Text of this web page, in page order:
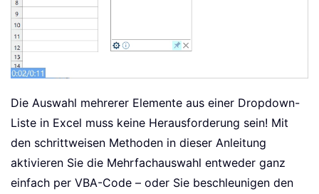
Die Auswahl mehrerer Elemente aus einer Dropdown-
Liste in Excel muss keine Herausforderung sein! Mit
den schrittweisen Methoden in dieser Anleitung
aktivieren Sie die Mehrfachauswahl entweder ganz
einfach per VBA-Code – oder Sie beschleunigen den